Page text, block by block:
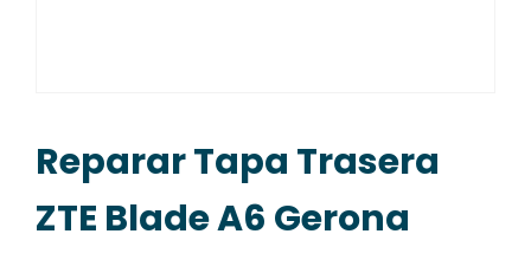
Reparar Tapa Trasera
ZTE Blade A6 Gerona